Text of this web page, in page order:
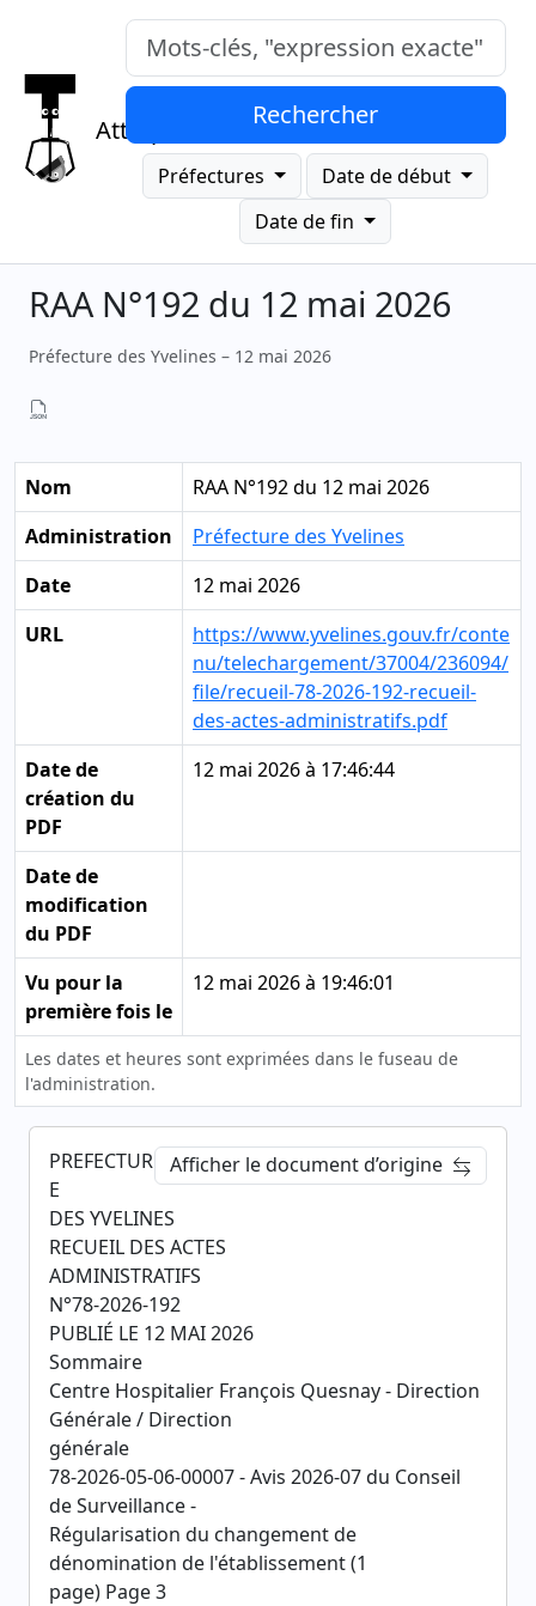
Attrap
Mots-clés, "expression exacte"
Rechercher
Préfectures
Date de début
Date de fin
RAA N°192 du 12 mai 2026
Préfecture des Yvelines – 12 mai 2026
Nom
RAA N°192 du 12 mai 2026
Administration
Préfecture des Yvelines
Date
12 mai 2026
URL
https://www.yvelines.gouv.fr/conte
nu/telechargement/37004/236094/
file/recueil-78-2026-192-recueil-
des-actes-administratifs.pdf
Date de
création du
PDF
12 mai 2026 à 17:46:44
Date de
modification
du PDF
Vu pour la
première fois le
12 mai 2026 à 19:46:01
Les dates et heures sont exprimées dans le fuseau de
l'administration.
Afficher le document d’origine
PREFECTUR
E
DES YVELINES
RECUEIL DES ACTES
ADMINISTRATIFS
N°78-2026-192
PUBLIÉ LE 12 MAI 2026
Sommaire
Centre Hospitalier François Quesnay - Direction
Générale / Direction
générale
78-2026-05-06-00007 - Avis 2026-07 du Conseil
de Surveillance -
Régularisation du changement de
dénomination de l'établissement (1
page) Page 3